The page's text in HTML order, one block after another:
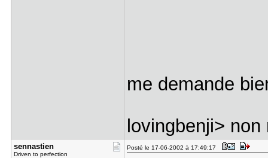
me demande
lovingbenji>
sennastien
Driven to perfection
Posté le 17-06-2002 à 17:49:17